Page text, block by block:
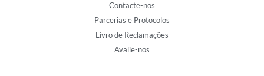
Contacte-nos
Parcerias e Protocolos
Livro de Reclamações
Avalie-nos